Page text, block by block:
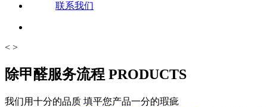
联系我们
< >
除甲醛服务流程 PRODUCTS
我们用十分的品质 填平您产品一分的瑕疵